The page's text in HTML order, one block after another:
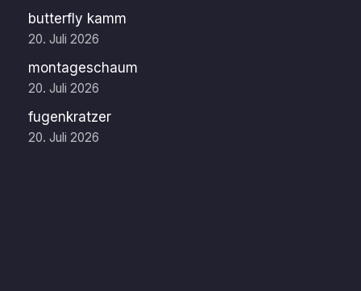
butterfly kamm
20. Juli 2026
montageschaum
20. Juli 2026
fugenkratzer
20. Juli 2026